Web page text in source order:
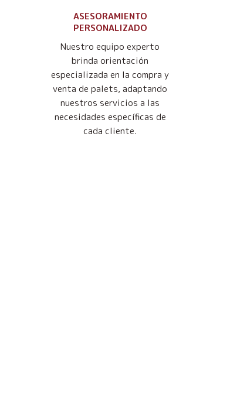
ASESORAMIENTO
PERSONALIZADO
Nuestro equipo experto
brinda orientación
especializada en la compra y
venta de palets, adaptando
nuestros servicios a las
necesidades específicas de
cada cliente.